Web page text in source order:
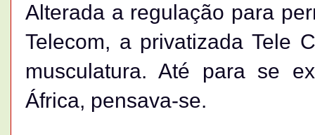
Alterada a regulação para
Telecom, a privatizada Tele
musculatura. Até para se
África, pensava-se.